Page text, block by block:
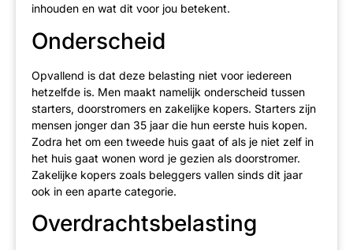
inhouden en wat dit voor jou betekent.
Onderscheid
Opvallend is dat deze belasting niet voor iedereen
hetzelfde is. Men maakt namelijk onderscheid tussen
starters, doorstromers en zakelijke kopers. Starters zijn
mensen jonger dan 35 jaar die hun eerste huis kopen.
Zodra het om een tweede huis gaat of als je niet zelf in
het huis gaat wonen word je gezien als doorstromer.
Zakelijke kopers zoals beleggers vallen sinds dit jaar
ook in een aparte categorie.
Overdrachtsbelasting